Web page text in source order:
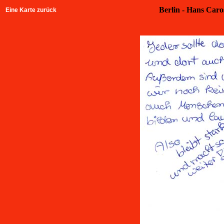
Eine Karte zurück Berlin - Hans